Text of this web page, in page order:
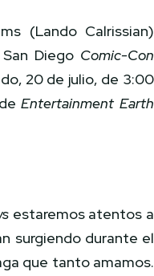
(Lando Calrissian)
Diego Comic-Con
20 de julio, de 3:00
Entertainment Earth
estaremos atentos a
surgiendo durante el
que tanto amamos.